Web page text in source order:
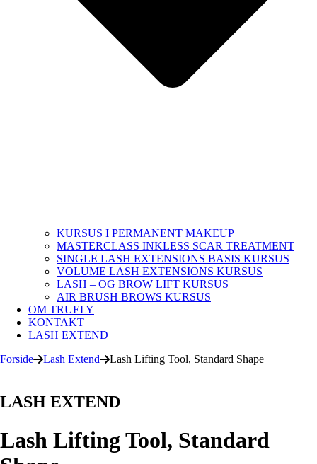
KURSUS I PERMANENT MAKEUP
MASTERCLASS INKLESS SCAR TREATMENT
SINGLE LASH EXTENSIONS BASIS KURSUS
VOLUME LASH EXTENSIONS KURSUS
LASH – OG BROW LIFT KURSUS
AIR BRUSH BROWS KURSUS
OM TRUELY
KONTAKT
LASH EXTEND
Forside
Lash Extend Lash Lifting Tool, Standard Shape
LASH EXTEND
Lash Lifting Tool, Standard